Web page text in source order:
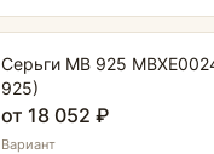
Серьги MB 925
925)
от 18 052 ₽
Вариант